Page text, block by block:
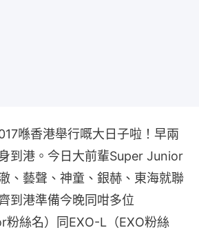
喺香港舉行嘅大日子啦！早兩
到港。今日大前輩Super Junior
、藝聲、神童、銀赫、東海就聯
到港準備今晚同咁多位
粉絲名）同EXO-L（EXO粉絲